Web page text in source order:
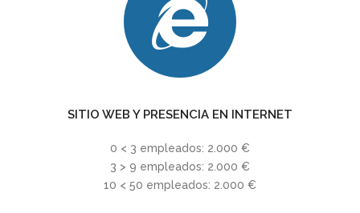
SITIO WEB Y PRESENCIA EN INTERNET
0 < 3 empleados: 2.000 €
3 > 9 empleados: 2.000 €
10 < 50 empleados: 2.000 €